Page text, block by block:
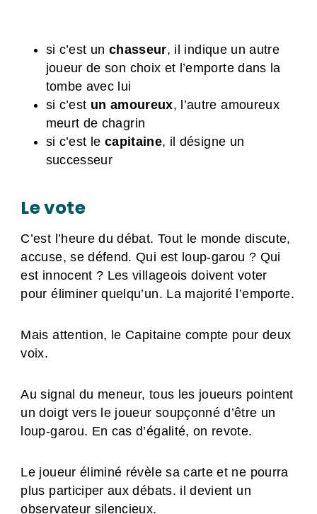
si c’est un chasseur, il indique un autre
joueur de son choix et l’emporte dans la
tombe avec lui
si c’est un amoureux, l’autre amoureux
meurt de chagrin
si c’est le capitaine, il désigne un
successeur
Le vote
C’est l’heure du débat. Tout le monde discute,
accuse, se défend. Qui est loup-garou ? Qui
est innocent ? Les villageois doivent voter
pour éliminer quelqu’un. La majorité l’emporte.
Mais attention, le Capitaine compte pour deux
voix.
Au signal du meneur, tous les joueurs pointent
un doigt vers le joueur soupçonné d’être un
loup-garou. En cas d’égalité, on revote.
Le joueur éliminé révèle sa carte et ne pourra
plus participer aux débats. il devient un
observateur silencieux.